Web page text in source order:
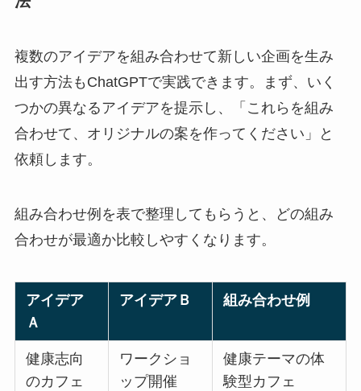
複数のアイデアを組み合わせて新しい企画を生み
出す方法もChatGPTで実践できます。まず、いく
つかの異なるアイデアを提示し、「これらを組み
合わせて、オリジナルの案を作ってください」と
依頼します。
組み合わせ例を表で整理してもらうと、どの組み
合わせが最適か比較しやすくなります。
アイデア
Ａ
アイデアＢ 組み合わせ例
健康志向
のカフェ
ワークショ
ップ開催
健康テーマの体
験型カフェ